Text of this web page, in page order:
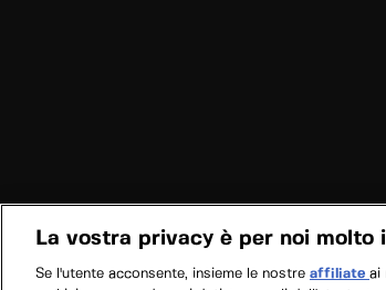
La vostra privacy è per noi molto
Se l'utente acconsente, insieme le nostre affiliate ai